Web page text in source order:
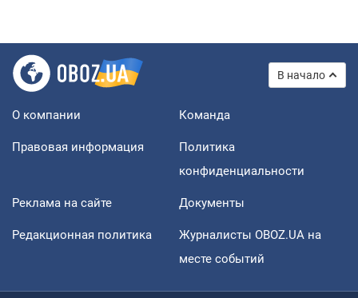
В начало
О компании Команда
Правовая информация
Политика
конфиденциальности
Реклама на сайте Документы
Редакционная политика
Журналисты OBOZ.UA на
месте событий